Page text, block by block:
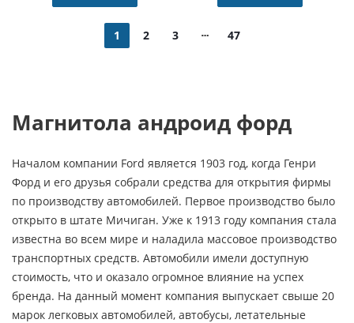
1 2 3 47
Магнитола андроид форд
Началом компании Ford является 1903 год, когда Генри
Форд и его друзья собрали средства для открытия фирмы
по производству автомобилей. Первое производство было
открыто в штате Мичиган. Уже к 1913 году компания стала
известна во всем мире и наладила массовое производство
транспортных средств. Автомобили имели доступную
стоимость, что и оказало огромное влияние на успех
бренда. На данный момент компания выпускает свыше 20
марок легковых автомобилей, автобусы, летательные